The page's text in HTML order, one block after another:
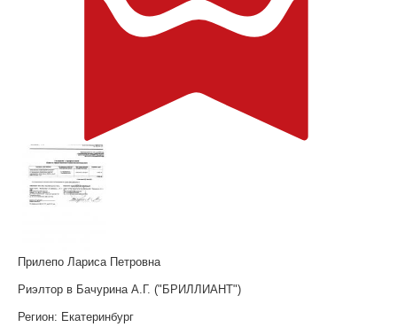
Прилепо Лариса Петровна
Риэлтор в Бачурина А.Г. ("БРИЛЛИАНТ")
Регион: Екатеринбург